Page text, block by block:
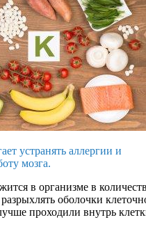
устранять аллергии и
мозга.
в организме в
оболочки
проходили внутрь